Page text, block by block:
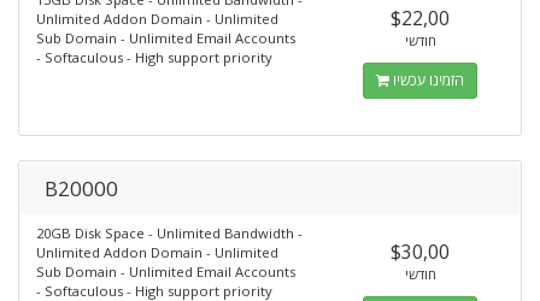
Unlimited Addon Domain - Unlimited
Sub Domain - Unlimited Email Accounts
- Softaculous - High support priority
$22,00
חודשי
הזמינו עכשיו
B20000
20GB Disk Space - Unlimited Bandwidth -
Unlimited Addon Domain - Unlimited
Sub Domain - Unlimited Email Accounts
- Softaculous - High support priority
$30,00
חודשי